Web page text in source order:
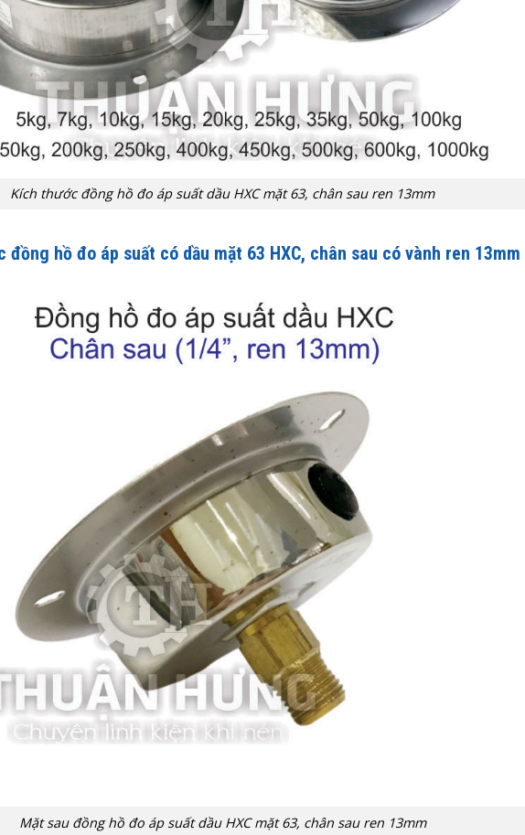
Kích thước đồng hồ đo áp suất dầu HXC mặt 63, chân sau ren 13mm
đồng hồ đo áp suất có dầu mặt 63 HXC, chân sau có vành ren 13mm
Mặt sau đồng hồ đo áp suất dầu HXC mặt 63, chân sau ren 13mm